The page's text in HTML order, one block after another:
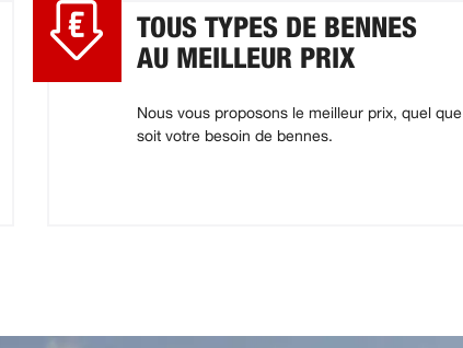
TOUS TYPES DE BENNES
AU MEILLEUR PRIX
Nous vous proposons le meilleur prix, quel que
soit votre besoin de bennes.